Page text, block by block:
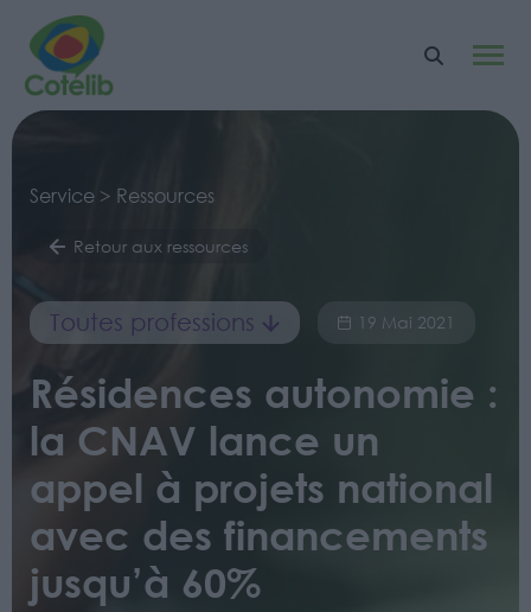
Service > Ressources
Retour aux ressources
Toutes professions 19 Mai 2021
Résidences autonomie :
la CNAV lance un
appel à projets national
avec des financements
jusqu’à 60%